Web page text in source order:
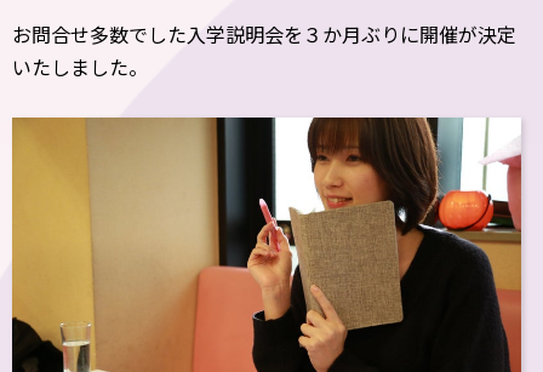
お問合せ多数でした入学説明会を３か月ぶりに開催が決定
いたしました。